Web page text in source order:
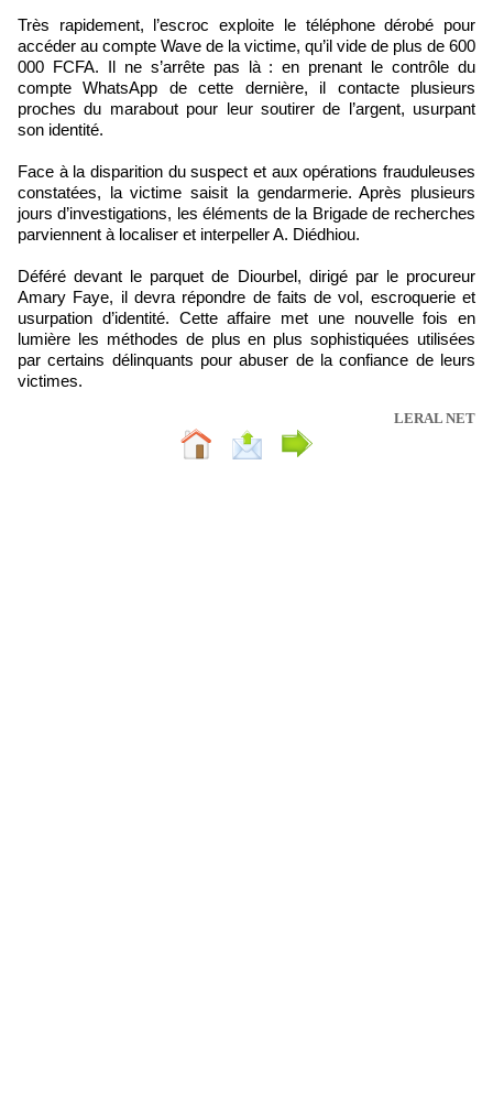
Très rapidement, l’escroc exploite le téléphone dérobé pour
accéder au compte Wave de la victime, qu’il vide de plus de 600
000 FCFA. Il ne s’arrête pas là : en prenant le contrôle du
compte WhatsApp de cette dernière, il contacte plusieurs
proches du marabout pour leur soutirer de l’argent, usurpant
son identité.
Face à la disparition du suspect et aux opérations frauduleuses
constatées, la victime saisit la gendarmerie. Après plusieurs
jours d’investigations, les éléments de la Brigade de recherches
parviennent à localiser et interpeller A. Diédhiou.
Déféré devant le parquet de Diourbel, dirigé par le procureur
Amary Faye, il devra répondre de faits de vol, escroquerie et
usurpation d’identité. Cette affaire met une nouvelle fois en
lumière les méthodes de plus en plus sophistiquées utilisées
par certains délinquants pour abuser de la confiance de leurs
victimes.
LERAL NET